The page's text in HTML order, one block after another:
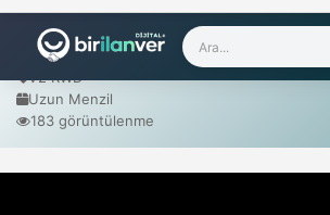
TOGG T10X V2 RWD Uzun Menzil
2026 Model
V2 RWD
Uzun Menzil
183 görüntülenme